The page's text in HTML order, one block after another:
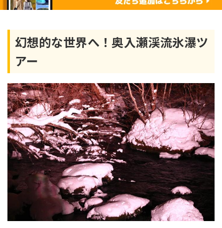
幻想的な世界へ！奥入瀬渓流氷瀑ツ
アー